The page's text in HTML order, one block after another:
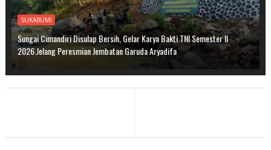
SUKABUMI
Sungai Cimandiri Disulap Bersih, Gelar Karya Bakti TNI Semester II
2026.Jelang Peresmian Jembatan Garuda Aryadifa